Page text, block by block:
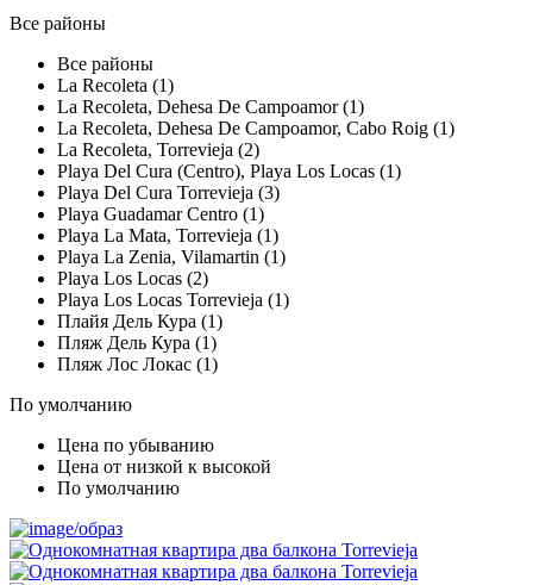
Все районы
Все районы
La Recoleta (1)
La Recoleta, Dehesa De Campoamor (1)
La Recoleta, Dehesa De Campoamor, Cabo Roig (1)
La Recoleta, Torrevieja (2)
Playa Del Cura (Centro), Playa Los Locas (1)
Playa Del Cura Torrevieja (3)
Playa Guadamar Centro (1)
Playa La Mata, Torrevieja (1)
Playa La Zenia, Vilamartin (1)
Playa Los Locas (2)
Playa Los Locas Torrevieja (1)
Плайя Дель Кура (1)
Пляж Дель Кура (1)
Пляж Лос Локас (1)
По умолчанию
Цена по убыванию
Цена от низкой к высокой
По умолчанию